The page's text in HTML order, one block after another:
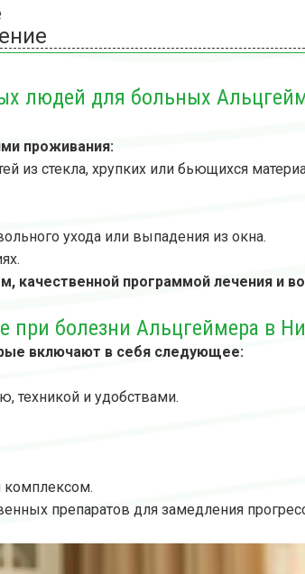
людей для больных
проживания:
из стекла, хрупких или бьющихся
ухода или выпадения из окна.
программой лечения и
при болезни Альцгеймера в
включают в себя следующее:
техникой и удобствами.
комплексом.
препаратов для замедления